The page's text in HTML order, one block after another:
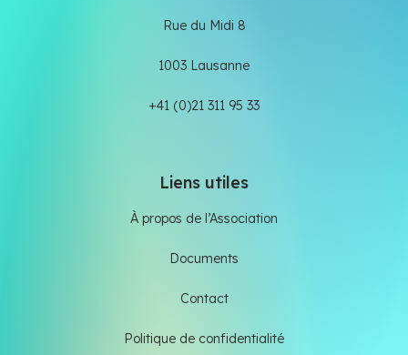
Rue du Midi 8
1003 Lausanne
+41 (0)21 311 95 33
Liens utiles
À propos de l’Association
Documents
Contact
Politique de confidentialité